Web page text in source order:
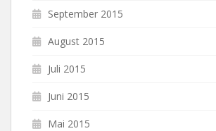
September 2015
August 2015
Juli 2015
Juni 2015
Mai 2015